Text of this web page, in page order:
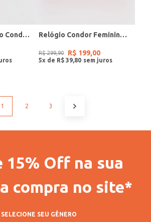
Relógio+Acessório Condor Feminino PRATA Relógio Condor Feminino PRATA
R$ 299,90 R$ 199,00
5x de R$ 39 80
1 2 3
15% Off na sua
compra no site*
SELECIONE SEU GÊNERO